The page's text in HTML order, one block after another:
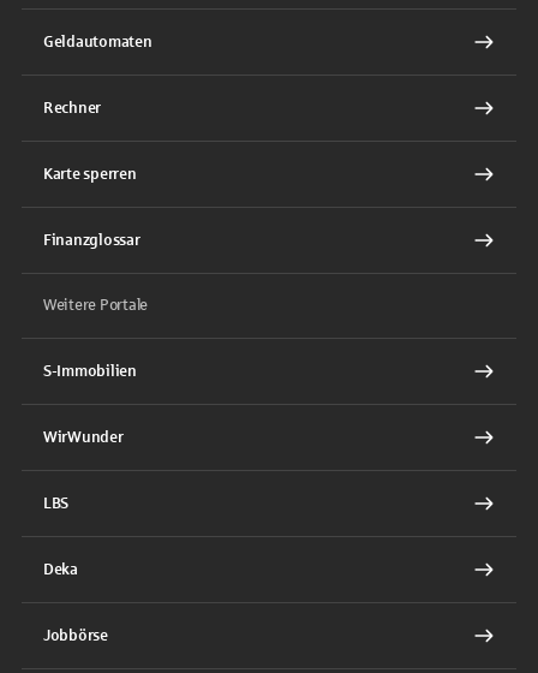
Geldautomaten
Rechner
Karte sperren
Finanzglossar
Weitere Portale
S-Immobilien
WirWunder
LBS
Deka
Jobbörse